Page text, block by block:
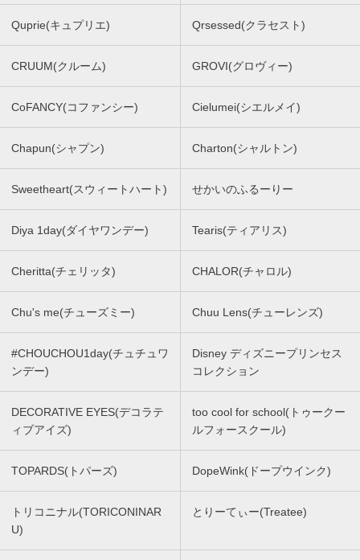
Quprie(キュプリエ) Qrsessed(クラセスト)
CRUUM(クルーム) GROVI(グロヴィー)
CoFANCY(コファンシー) Cielumei(シエルメイ)
Chapun(シャプン) Charton(シャルトン)
Sweetheart(スウィートハート) せかいのふるーりー
Diya 1day(ダイヤワンデー) Tearis(ティアリス)
Cheritta(チェリッタ) CHALOR(チャロル)
Chu's me(チューズミー) Chuu Lens(チューレンズ)
#CHOUCHOU1day(チュチュワ
ンデー)
Disney ディズニープリンセス
コレクション
DECORATIVE EYES(デコラテ
ィブアイズ)
too cool for school(トゥークー
ルフォースクール)
TOPARDS(トパーズ) DopeWink(ドープウインク)
トリコニナル(TORICONINAR
U)
とりーてぃー(Treatee)